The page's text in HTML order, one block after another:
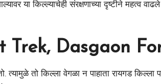
या किल्ल्याचेही संरक्षणाच्या दृष्टीने महत्व
Trek, Dasgaon
त्यामुळे तो किल्ला वेगळा न पाहाता रायगड